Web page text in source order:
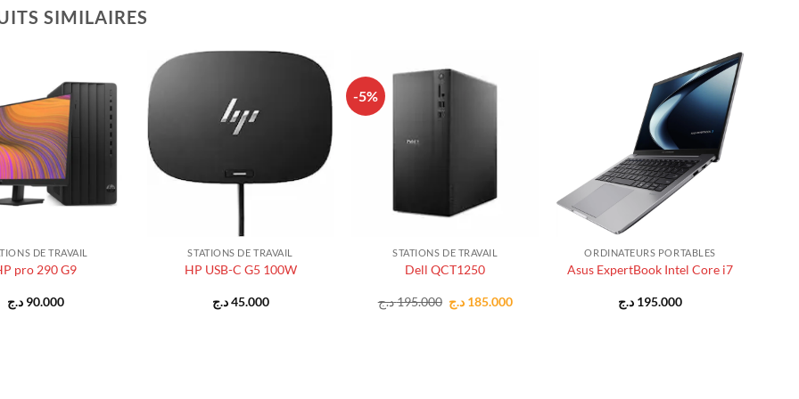
SIMILAIRES
DE TRAVAIL
pro 290 G9
90.000 د.ج
STATIONS DE TRAVAIL
HP USB-C G5 100W
45.000د.ج
-5%
STATIONS DE TRAVAIL
Dell QCT1250
195.000د.ج
Le
prix
185.000 د.ج
Le
+
ORDINATEURS PORTABLES
Asus ExpertBook Intel Core i7
195.000 د.ج